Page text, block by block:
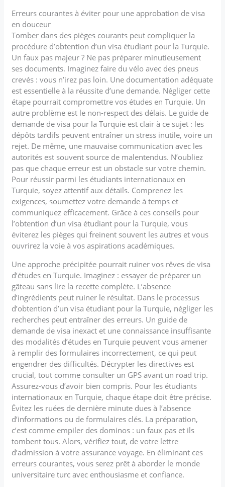
Erreurs courantes à éviter pour une approbation de visa
en douceur
Tomber dans des pièges courants peut compliquer la
procédure d’obtention d’un visa étudiant pour la Turquie.
Un faux pas majeur ? Ne pas préparer minutieusement
ses documents. Imaginez faire du vélo avec des pneus
crevés : vous n’irez pas loin. Une documentation adéquate
est essentielle à la réussite d’une demande. Négliger cette
étape pourrait compromettre vos études en Turquie. Un
autre problème est le non-respect des délais. Le guide de
demande de visa pour la Turquie est clair à ce sujet : les
dépôts tardifs peuvent entraîner un stress inutile, voire un
rejet. De même, une mauvaise communication avec les
autorités est souvent source de malentendus. N’oubliez
pas que chaque erreur est un obstacle sur votre chemin.
Pour réussir parmi les étudiants internationaux en
Turquie, soyez attentif aux détails. Comprenez les
exigences, soumettez votre demande à temps et
communiquez efficacement. Grâce à ces conseils pour
l’obtention d’un visa étudiant pour la Turquie, vous
éviterez les pièges qui freinent souvent les autres et vous
ouvrirez la voie à vos aspirations académiques.
Une approche précipitée pourrait ruiner vos rêves de visa
d’études en Turquie. Imaginez : essayer de préparer un
gâteau sans lire la recette complète. L’absence
d’ingrédients peut ruiner le résultat. Dans le processus
d’obtention d’un visa étudiant pour la Turquie, négliger les
recherches peut entraîner des erreurs. Un guide de
demande de visa inexact et une connaissance insuffisante
des modalités d’études en Turquie peuvent vous amener
à remplir des formulaires incorrectement, ce qui peut
engendrer des difficultés. Décrypter les directives est
crucial, tout comme consulter un GPS avant un road trip.
Assurez-vous d’avoir bien compris. Pour les étudiants
internationaux en Turquie, chaque étape doit être précise.
Évitez les ruées de dernière minute dues à l’absence
d’informations ou de formulaires clés. La préparation,
c’est comme empiler des dominos : un faux pas et ils
tombent tous. Alors, vérifiez tout, de votre lettre
d’admission à votre assurance voyage. En éliminant ces
erreurs courantes, vous serez prêt à aborder le monde
universitaire turc avec enthousiasme et confiance.